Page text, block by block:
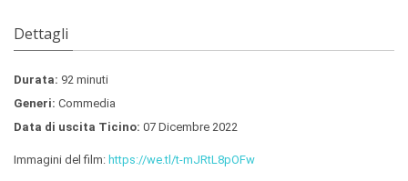
Dettagli
Durata: 92 minuti
Generi: Commedia
Data di uscita Ticino: 07 Dicembre 2022
Immagini del film: https://we.tl/t-mJRtL8pOFw